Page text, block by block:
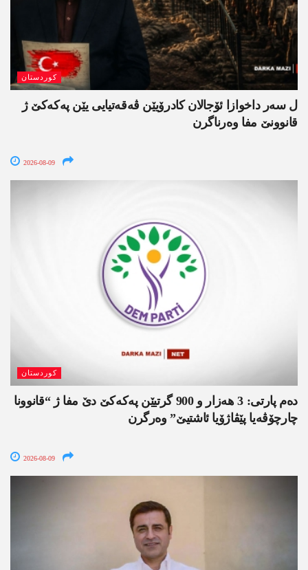
کوردستان
ل سەر داخوازا ئۆجالان کادرۆیێن ڤەقەتیایی یێن پەکەکێ ژ
قانوونێ مفا وەرناگرن
2026-08-09
کوردستان
دەم پارتی: 3 ھەزار و 900 گرتیێن پەکەکێ دێ مفا ژ “قانوونا
چارچۆڤەیا پێڤاژۆیا ئاشتیێ” وەرگرن
2026-08-09